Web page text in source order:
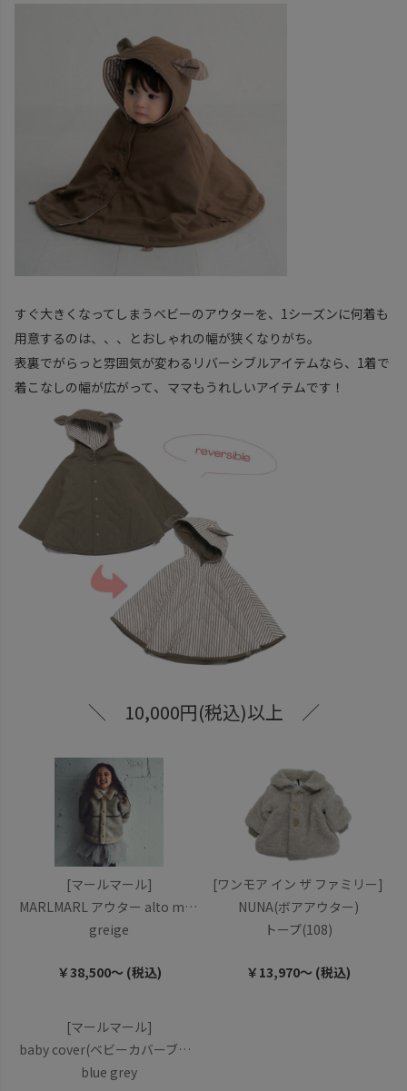
すぐ大きくなってしまうベビーのアウターを、1シーズンに何着も
用意するのは、、、とおしゃれの幅が狭くなりがち。
表裏でがらっと雰囲気が変わるリバーシブルアイテムなら、1着で
着こなしの幅が広がって、 ママもうれしいアイテムです！
＼ 10,000円(税込)以上 ／
[マールマール]
MARLMARL アウター alto mouton
greige
￥38,500～ (税込)
[ワンモア イン ザ ファミリー]
NUNA(ボアアウター)
トープ(108)
￥13,970～ (税込)
[マールマール]
baby cover(ベビーカバーブルーグレー)
blue grey